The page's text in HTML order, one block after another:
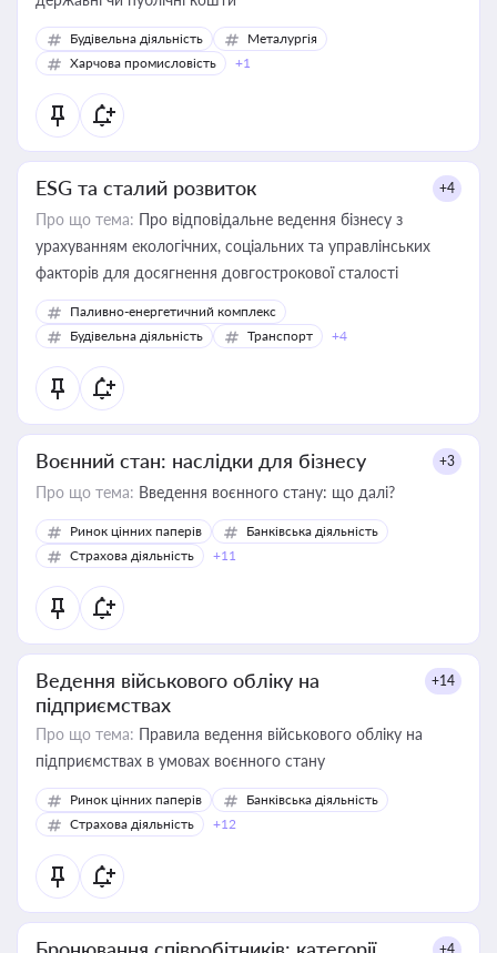
Будівельна діяльність
Металургія
Харчова промисловість
+1
ESG та сталий розвиток +4
Про що тема: Про відповідальне ведення бізнесу з
урахуванням екологічних, соціальних та управлінських
факторів для досягнення довгострокової сталості
Паливно-енергетичний комплекс
Будівельна діяльність
Транспорт +4
Воєнний стан: наслідки для бізнесу +3
Про що тема: Введення воєнного стану: що далі?
Ринок цінних паперів
Банківська діяльність
Страхова діяльність
+11
Ведення військового обліку на
підприємствах
+14
Про що тема: Правила ведення військового обліку на
підприємствах в умовах воєнного стану
Ринок цінних паперів
Банківська діяльність
Страхова діяльність
+12
+4